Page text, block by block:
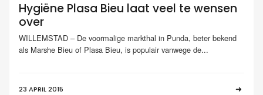
Hygiëne Plasa Bieu laat veel te wensen
over
WILLEMSTAD – De voormalige markthal in Punda, beter bekend
als Marshe Bieu of Plasa Bieu, is populair vanwege de...
23 APRIL 2015